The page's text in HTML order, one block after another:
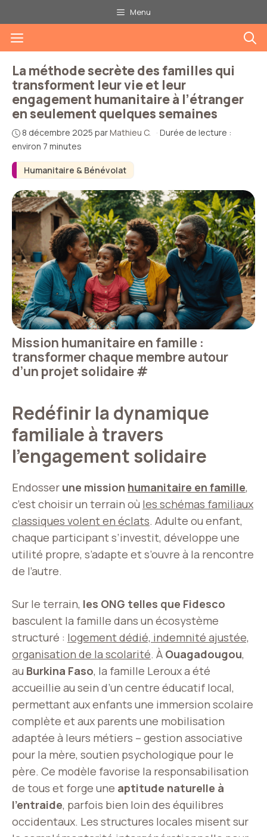
au
contenu
Menu
Menu
Humanitaire & Bénévolat
La méthode secrète des familles qui
transforment leur vie et leur
engagement humanitaire à l’étranger
en seulement quelques semaines
8 décembre 2025 parMathieu C. · Durée de lecture :
environ 7 minutes
Mission humanitaire en famille :
transformer chaque membre autour
d’un projet solidaire#
Redéfinir la dynamique
familiale à travers
l’engagement solidaire
Endosser une mission humanitaire en famille,
c’est choisir un terrain où les schémas familiaux
classiques volent en éclats. Adulte ou enfant,
chaque participant s’investit, développe une
utilité propre, s’adapte et s’ouvre à la rencontre
de l’autre.
Sur le terrain, les ONG telles que Fidesco
basculent la famille dans un écosystème
structuré : logement dédié, indemnité ajustée,
organisation de la scolarité. À Ouagadougou,
au Burkina Faso, la famille Leroux a été
accueillie au sein d’un centre éducatif local,
permettant aux enfants une immersion scolaire
complète et aux parents une mobilisation
adaptée à leurs métiers – gestion associative
pour la mère, soutien psychologique pour le
père. Ce modèle favorise la responsabilisation
de tous et forge une aptitude naturelle à
l’entraide, parfois bien loin des équilibres
occidentaux. Les structures locales misent sur